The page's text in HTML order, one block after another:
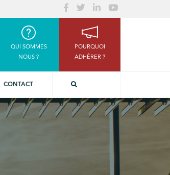
QUI SOMMES
NOUS ?
POURQUOI
ADHÉRER ?
CONTACT